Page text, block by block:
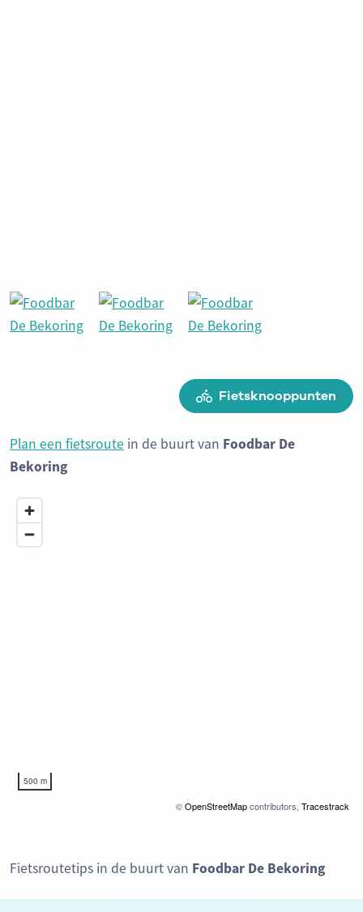
Fietsknooppunten
Plan een fietsroute in de buurt van Foodbar De
Bekoring
500 m
©OpenStreetMapcontributors, Tracestrack
Fietsroutetips in de buurt van Foodbar De Bekoring